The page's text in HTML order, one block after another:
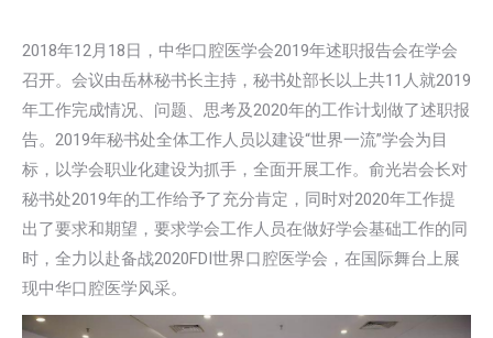
2018年12月18日，中华口腔医学会2019年述职报告会在学会
召开。会议由岳林秘书长主持，秘书处部长以上共11人就2019
年工作完成情况、问题、思考及2020年的工作计划做了述职报
告。2019年秘书处全体工作人员以建设“世界一流”学会为目
标，以学会职业化建设为抓手，全面开展工作。俞光岩会长对
秘书处2019年的工作给予了充分肯定，同时对2020年工作提
出了要求和期望，要求学会工作人员在做好学会基础工作的同
时，全力以赴备战2020FDI世界口腔医学会，在国际舞台上展
现中华口腔医学风采。